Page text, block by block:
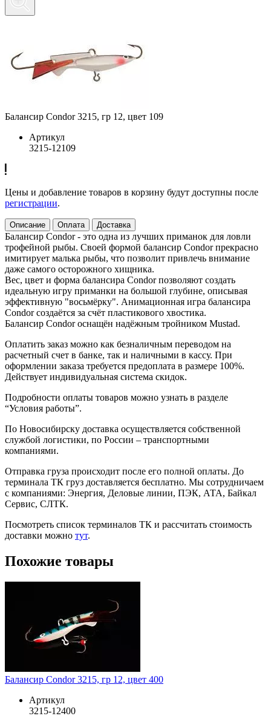
Балансир Condor 3215, гр 12, цвет 109
Артикул
3215-12109
Цены и добавление товаров в корзину будут доступны после
регистрации.
Описание Оплата Доставка
Балансир Condor - это одна из лучших приманок для ловли
трофейной рыбы. Своей формой балансир Condor прекрасно
имитирует малька рыбы, что позволит привлечь внимание
даже самого осторожного хищника.
Вес, цвет и форма балансира Condor позволяют создать
идеальную игру приманки на большой глубине, описывая
эффективную "восьмёрку". Анимационная игра балансира
Condor создаётся за счёт пластикового хвостика.
Балансир Condor оснащён надёжным тройником Mustad.
Оплатить заказ можно как безналичным переводом на
расчетный счет в банке, так и наличными в кассу. При
оформлении заказа требуется предоплата в размере 100%.
Действует индивидуальная система скидок.
Подробности оплаты товаров можно узнать в разделе
“Условия работы”.
По Новосибирску доставка осуществляется собственной
службой логистики, по России – транспортными
компаниями.
Отправка груза происходит после его полной оплаты. До
терминала ТК груз доставляется бесплатно. Мы сотрудничаем
с компаниями: Энергия, Деловые линии, ПЭК, АТА, Байкал
Сервис, СЛТК.
Посмотреть список терминалов ТК и рассчитать стоимость
доставки можно тут.
Похожие товары
Балансир Condor 3215, гр 12, цвет 400
Артикул
3215-12400